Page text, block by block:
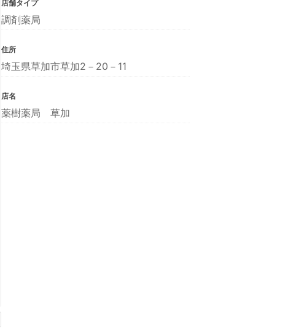
店舗タイプ
調剤薬局
住所
埼玉県草加市草加2－20－11
店名
薬樹薬局 草加